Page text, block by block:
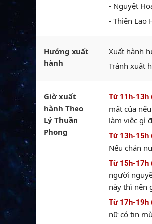
- Nguyệt
- Thiên Lao
Hướng xuất
hành
Xuất hành
Tránh xuất
Giờ xuất
hành Theo
Lý Thuần
Phong
Từ 11h-13h
mất của
làm việc gì
Từ 13h-15h
Nếu chăn
Từ 15h-17h
người
này thì nên
Từ 17h-19h
nữ có tin